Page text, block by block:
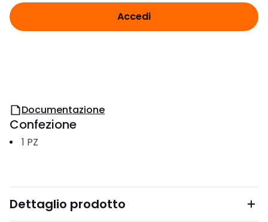
Accedi
Documentazione
Confezione
1 PZ
Dettaglio prodotto